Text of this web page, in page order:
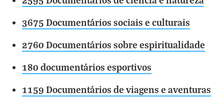
3675 Documentários sociais e culturais
2760 Documentários sobre espiritualidade
180 documentários esportivos
1159 Documentários de viagens e aventuras